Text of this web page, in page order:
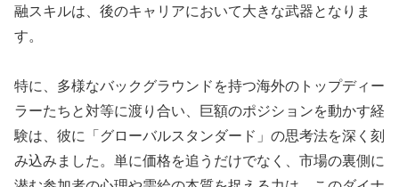
融スキルは、後のキャリアにおいて大きな武器となりま
す。
特に、多様なバックグラウンドを持つ海外のトップディー
ラーたちと対等に渡り合い、巨額のポジションを動かす経
験は、彼に「グローバルスタンダード」の思考法を深く刻
み込みました。単に価格を追うだけでなく、市場の裏側に